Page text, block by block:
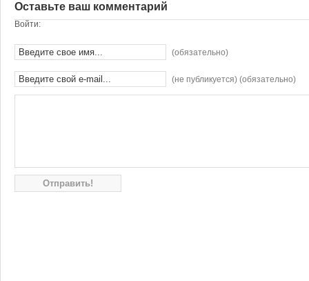
Оставьте ваш комментарий
Войти:
(обязательно)
(не публикуется) (обязательно)